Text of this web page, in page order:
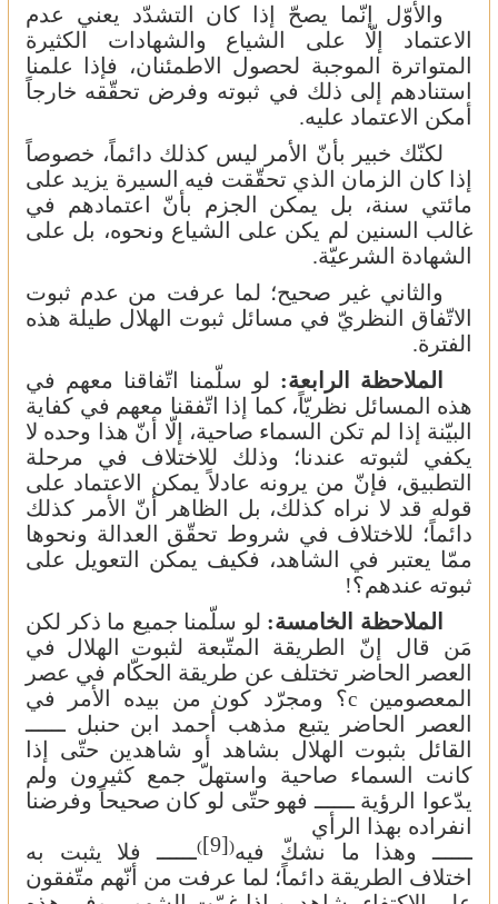
والأوّل إنّما يصحّ إذا كان التشدّد يعني عدم
الاعتماد إلّا على الشياع والشهادات الكثيرة
المتواترة الموجبة لحصول الاطمئنان، فإذا علمنا
استنادهم إلى ذلك في ثبوته وفرض تحقّقه خارجاً
أمكن الاعتماد عليه.
لكنّك خبير بأنّ الأمر ليس كذلك دائماً، خصوصاً
إذا كان الزمان الذي تحقّقت فيه السيرة يزيد على
مائتي سنة، بل يمكن الجزم بأنّ اعتمادهم في
غالب السنين لم يكن على الشياع ونحوه، بل على
الشهادة الشرعيّة.
والثاني غير صحيح؛ لما عرفت من عدم ثبوت
الاتّفاق النظريّ في مسائل ثبوت الهلال طيلة هذه
الفترة.
الملاحظة الرابعة: لو سلّمنا اتّفاقنا معهم في
هذه المسائل نظريّاً، كما إذا اتّفقنا معهم في كفاية
البيّنة إذا لم تكن السماء صاحية، إلّا أنّ هذا وحده لا
يكفي لثبوته عندنا؛ وذلك للاختلاف في مرحلة
التطبيق، فإنّ من يرونه عادلاً يمكن الاعتماد على
قوله قد لا نراه كذلك، بل الظاهر أنّ الأمر كذلك
دائماً؛ للاختلاف في شروط تحقّق العدالة ونحوها
ممّا يعتبر في الشاهد، فكيف يمكن التعويل على
ثبوته عندهم؟!
الملاحظة الخامسة: لو سلّمنا جميع ما ذكر لكن
مَن قال إنّ الطريقة المتّبعة لثبوت
الهلال في
العصر
الحاضر تختلف عن طريقة الحكّام في عصر
المعصومين c؟ ومجرّد كون من بيده الأمر في
العصر الحاضر يتبع مذهب أحمد ابن حنبل ــــــ
القائل بثبوت الهلال بشاهد أو شاهدين حتّى إذا
كانت السماء صاحية واستهلّ جمع كثيرون ولم
يدّعوا الرؤية ــــــ فهو حتّى لو كان صحيحاً وفرضنا
انفراده بهذا الرأي
ــــــ وهذا ما نشكّ فيه(
[9]
)ــــــ فلا يثبت به
اختلاف الطريقة دائماً؛ لما عرفت من أنّهم متّفقون